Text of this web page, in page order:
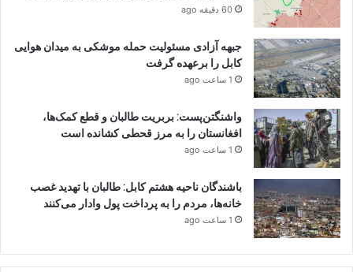
60 دقیقه ago
جبهه آزادی مسئولیت حمله موشکی به میدان هوایی
کابل را برعهده گرفت
1 ساعت ago
واشنگتن‌پست: بربریت طالبان و قطع کمک‌ها،
افغانستان را به مرز قحطی کشانده است
1 ساعت ago
باشندگان ناحیه هشتم کابل: طالبان با تهدید غصب
خانه‌ها، مردم را به پرداخت پول وادار می‌کنند
1 ساعت ago